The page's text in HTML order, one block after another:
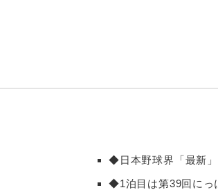
◆日本野球界「最新」
◆1泊目は第39回にっ